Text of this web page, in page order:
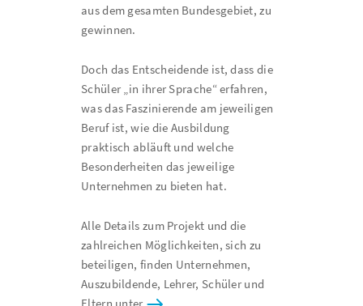
aus dem gesamten Bundesgebiet, zu
gewinnen.
Doch das Entscheidende ist, dass die
Schüler „in ihrer Sprache“ erfahren,
was das Faszinierende am jeweiligen
Beruf ist, wie die Ausbildung
praktisch abläuft und welche
Besonderheiten das jeweilige
Unternehmen zu bieten hat.
Alle Details zum Projekt und die
zahlreichen Möglichkeiten, sich zu
beteiligen, finden Unternehmen,
Auszubildende, Lehrer, Schüler und